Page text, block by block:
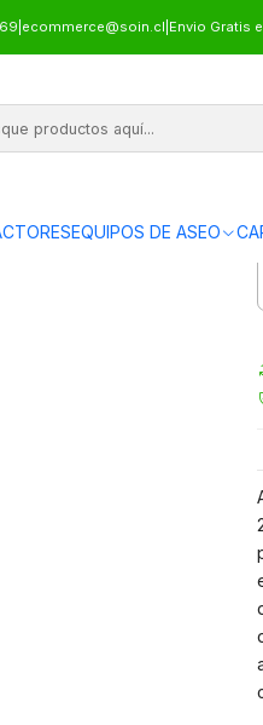
EQUIPOS DE ASEO
ecommerce@soin.cl Envio Gratis